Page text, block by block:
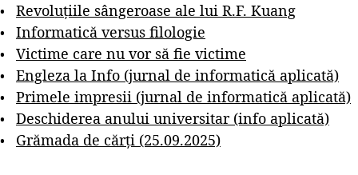
Revoluțiile sângeroase ale lui R.F. Kuang
Informatică versus filologie
Victime care nu vor să fie victime
Engleza la Info (jurnal de informatică aplicată)
Primele impresii (jurnal de informatică aplicată)
Deschiderea anului universitar (info aplicată)
Grămada de cărți (25.09.2025)